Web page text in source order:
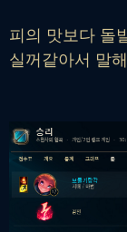
피의 맛보다 돌
실꺼같아서 말